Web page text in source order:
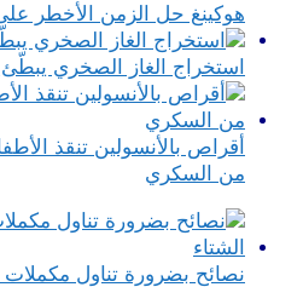
هوكينغ حل الزمن الأخطر
استخراج الغاز الصخري
أقراص بالأنسولين تنقذ
من السكري
نصائح بضرورة تناول